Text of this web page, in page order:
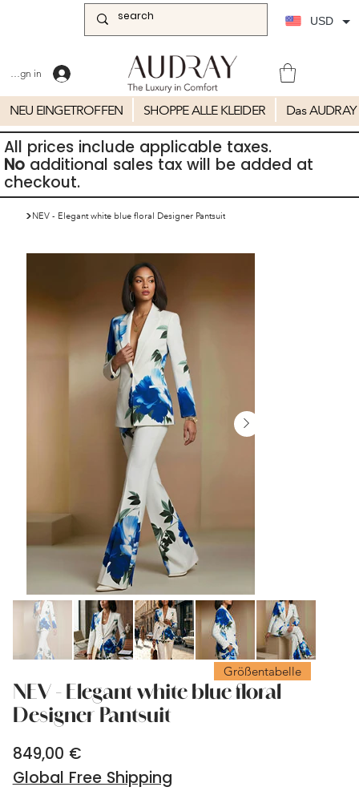
Sign in
NEU EINGETROFFEN SHOPPE ALLE KLEIDER Das AUDRAY
All prices include applicable taxes.
Noadditional sales tax will be added at
checkout.
>NEV - Elegant white blue floral Designer Pantsuit
NEV - Elegant white blue floral
Designer Pantsuit
Preis
849,00 €
Global Free Shipping
Größentabelle
USD